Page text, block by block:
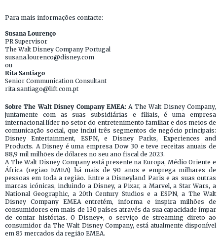
Para mais informações contacte:
Susana Lourenço
PR Supervisor
The Walt Disney Company Portugal
susana.lourenco@disney.com
ou
Rita Santiago
Senior Communication Consultant
rita.santiago@lift.com.pt
Sobre The Walt Disney Company EMEA: A The Walt Disney Company,
juntamente com as suas subsidiárias e filiais, é uma empresa
internacional líder no setor do entretenimento familiar e dos meios de
comunicação social, que inclui três segmentos de negócio principais:
Disney Entertainment, ESPN, e Disney Parks, Experiences and
Products. A Disney é uma empresa Dow 30 e teve receitas anuais de
88,9 mil milhões de dólares no seu ano fiscal de 2023.
A The Walt Disney Company está presente na Europa, Médio Oriente e
África (região EMEA) há mais de 90 anos e emprega milhares de
pessoas em toda a região. Entre a Disneyland Paris e as suas outras
marcas icónicas, incluindo a Disney, a Pixar, a Marvel, a Star Wars, a
National Geographic, a 20th Century Studios e a ESPN, a The Walt
Disney Company EMEA entretém, informa e inspira milhões de
consumidores em mais de 130 países através da sua capacidade ímpar
de contar histórias. O Disney+, o serviço de streaming direto ao
consumidor da The Walt Disney Company, está atualmente disponível
em 85 mercados da região EMEA.